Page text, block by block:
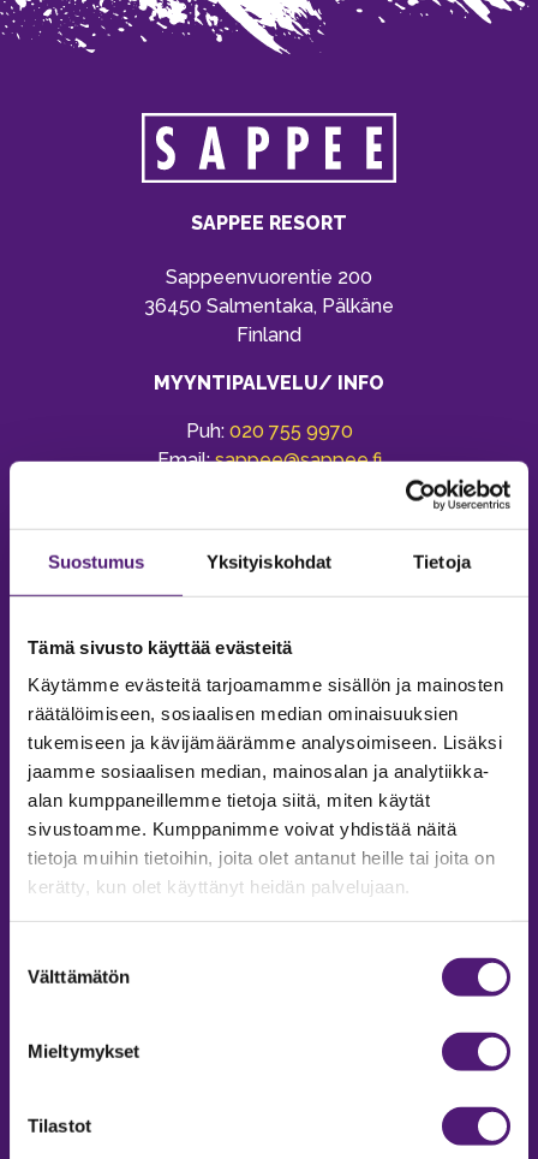
Suostumus Yksityiskohdat Tietoja
Tämä sivusto käyttää evästeitä
Käytämme evästeitä tarjoamamme sisällön ja mainosten
räätälöimiseen, sosiaalisen median ominaisuuksien
tukemiseen ja kävijämäärämme analysoimiseen. Lisäksi
jaamme sosiaalisen median, mainosalan ja analytiikka-
alan kumppaneillemme tietoja siitä, miten käytät
sivustoamme. Kumppanimme voivat yhdistää näitä
tietoja muihin tietoihin, joita olet antanut heille tai joita on
kerätty, kun olet käyttänyt heidän palvelujaan.
valinta
Välttämätön
Mieltymykset
Tilastot
SAPPEE RESORT
Sappeenvuorentie 200
36450 Salmentaka, Pälkäne
Finland
MYYNTIPALVELU/ INFO
Puh: 020 755 9970
Email:sappee@sappee.fi
MAJOITUS
Tiedustelut & Varaukset